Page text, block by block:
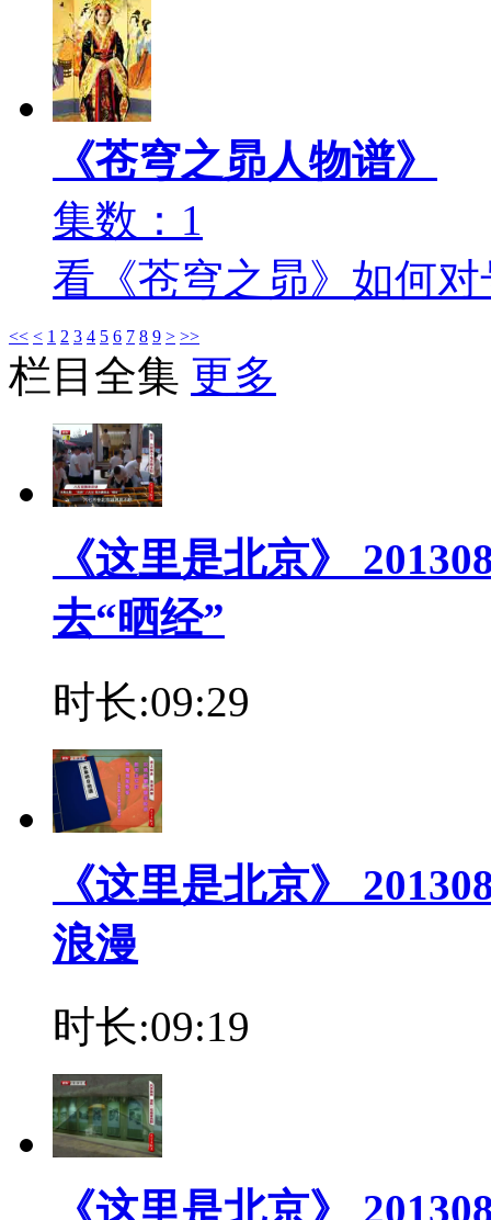
《苍穹之昴人物谱》
集数：1
看《苍穹之昴》如何
<< < 1 2 3 4 5 6 7 8 9 > >>
栏目全集 更多
《这里是北京》
去“晒经”
时长:09:29
《这里是北京》
浪漫
时长:09:19
《这里是北京》